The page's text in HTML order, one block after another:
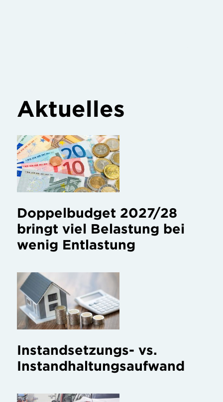
Aktuelles
Doppelbudget 2027/28
bringt viel Belastung bei
wenig Entlastung
Instandsetzungs- vs.
Instandhaltungsaufwand